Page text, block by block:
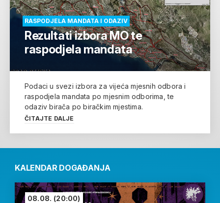
RASPODJELA MANDATA I ODAZIV
Rezultati izbora MO te
raspodjela mandata
Podaci u svezi izbora za vijeća mjesnih odbora i
raspodjela mandata po mjesnim odborima, te
odaziv birača po biračkim mjestima.
ČITAJTE DALJE
KALENDAR DOGAĐANJA
08.08. (20:00)